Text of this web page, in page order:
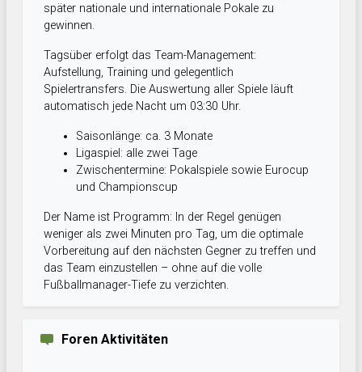
später nationale und internationale Pokale zu
gewinnen.
Tagsüber erfolgt das Team-Management:
Aufstellung, Training und gelegentlich
Spielertransfers. Die Auswertung aller Spiele läuft
automatisch jede Nacht um 03:30 Uhr.
Saisonlänge: ca. 3 Monate
Ligaspiel: alle zwei Tage
Zwischentermine: Pokalspiele sowie Eurocup
und Championscup
Der Name ist Programm: In der Regel genügen
weniger als zwei Minuten pro Tag, um die optimale
Vorbereitung auf den nächsten Gegner zu treffen und
das Team einzustellen – ohne auf die volle
Fußballmanager-Tiefe zu verzichten.
Foren Aktivitäten